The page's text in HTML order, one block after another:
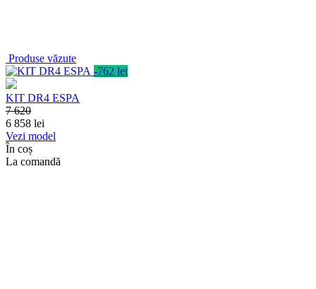
Produse văzute
-762 lei
KIT DR4 ESPA
7 620
6 858 lei
Vezi model
În coș
La comandă